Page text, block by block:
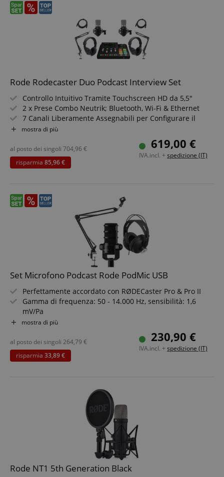
anello e cavo SC29 USB
Set risparmio incluso cuffie
Rode Rodecaster Duo Podcast Interview Set
Controllo Intuitivo Tramite Touchscreen HD da 5,5"
2 x Prese Combo Neutrik; Bluetooth, Wi-Fi & Ethernet
7 Canali Liberamente Assegnabili per Configurare il
Mixer
Registrazione Stereo & Multitraccia su microSD, Memoria
USB o Computer
2 x USB per Collegare Contemporaneamente 2 Computer
o Dispositivi Mobili
mostra di più
619,00 €
IVA.incl. + spedizione (IT)
al posto dei singoli 704,96 €
risparmia 85,96 €
Set Microfono Podcast Rode PodMic USB
Perfettamente accordato con RØDECaster Pro & Pro II
Gamma di frequenza: 50 - 14.000 Hz, sensibilità: 1,6
mV/Pa
Capsula cardioide sospesa elasticamente, filtro anti-pop
Griglia di acciaio inox (a doppio strato), supporto snodato
integrato
Impedenza d?uscita: 320 Ohm, connessione: XLR (3 poli)
mostra di più
230,90 €
IVA.incl. + spedizione (IT)
al posto dei singoli 264,79 €
risparmia 33,89 €
Rode NT1 5th Generation Black